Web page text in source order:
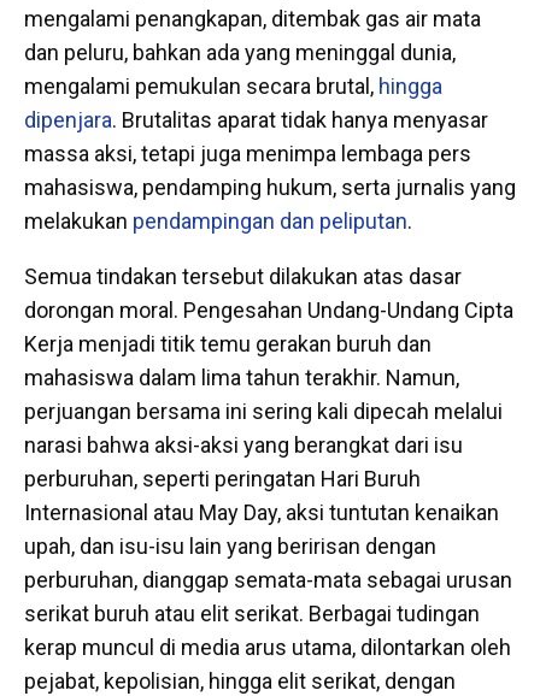
mengalami penangkapan, ditembak gas air mata
dan peluru, bahkan ada yang meninggal dunia,
mengalami pemukulan secara brutal, hingga
dipenjara. Brutalitas aparat tidak hanya menyasar
massa aksi, tetapi juga menimpa lembaga pers
mahasiswa, pendamping hukum, serta jurnalis yang
melakukan pendampingan dan peliputan.
Semua tindakan tersebut dilakukan atas dasar
dorongan moral. Pengesahan Undang-Undang Cipta
Kerja menjadi titik temu gerakan buruh dan
mahasiswa dalam lima tahun terakhir. Namun,
perjuangan bersama ini sering kali dipecah melalui
narasi bahwa aksi-aksi yang berangkat dari isu
perburuhan, seperti peringatan Hari Buruh
Internasional atau May Day, aksi tuntutan kenaikan
upah, dan isu-isu lain yang beririsan dengan
perburuhan, dianggap semata-mata sebagai urusan
serikat buruh atau elit serikat. Berbagai tudingan
kerap muncul di media arus utama, dilontarkan oleh
pejabat, kepolisian, hingga elit serikat, dengan